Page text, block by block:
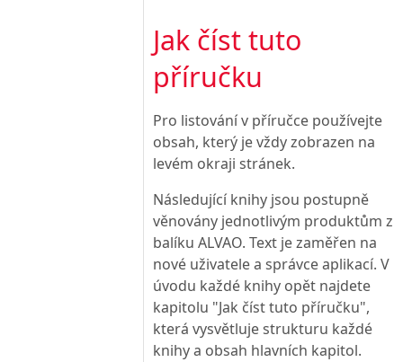
Jak číst tuto
příručku
Pro listování v příručce používejte
obsah, který je vždy zobrazen na
levém okraji stránek.
Následující knihy jsou postupně
věnovány jednotlivým produktům z
balíku ALVAO. Text je zaměřen na
nové uživatele a správce aplikací. V
úvodu každé knihy opět najdete
kapitolu "Jak číst tuto příručku",
která vysvětluje strukturu každé
knihy a obsah hlavních kapitol.